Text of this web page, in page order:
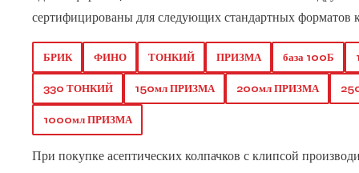
сертифицированы для следующих стандартных форматов
БРИК ФИНО ТОНКИЙ ПРИЗМА база 100Б
330 ТОНКИЙ 150мл ПРИЗМА 200мл ПРИЗМА
1000мл ПРИЗМА
При покупке асептических колпачков с клипсой